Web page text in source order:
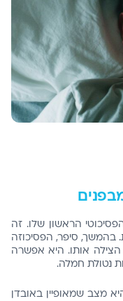
הראשון שלו. זה
בהמשך, סיפר, הפסיכוזה
הצילה אותו. היא אפשרה
נטולת חמלה.
מצב שמאופיין באובדן